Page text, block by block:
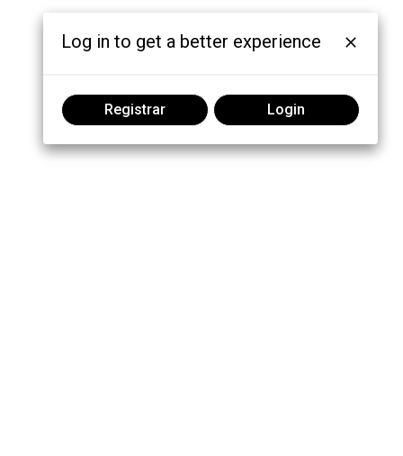
Log in to get a better experience
Registrar Login